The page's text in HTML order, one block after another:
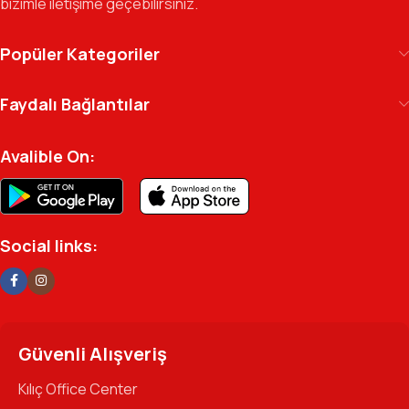
geçen gün büyütmeye devam ediyoruz.
Kılıç Office Center
arşivinizdeki dosyaya kadar her detayda yanınızda.
Ofisinizin enerjisini ve verimliliğini artırmak için
profesyonel kadromuzla hizmetinizdeyiz.
Popüler Kategoriler
Faydalı Bağlantılar
Avalible On:
Social links:
Güvenli Alışveriş
Kılıç Office Center